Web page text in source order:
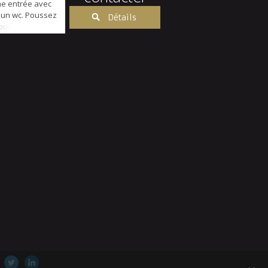
entrée avec
wc. Poussez
cette
Détails